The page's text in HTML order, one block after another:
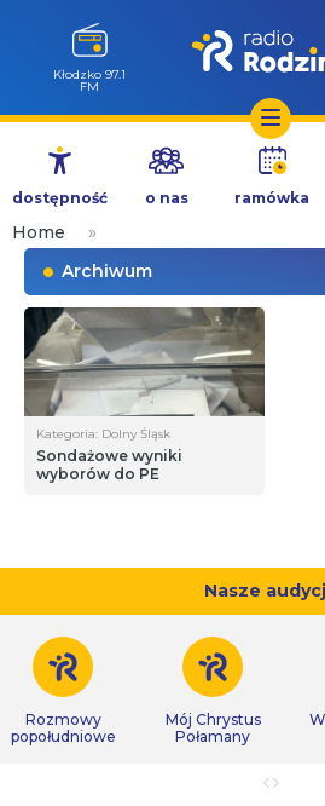
Przejdź
treści
Wołów 99.6
FM
dostępność o nas ramówka
Home
»
Archiwum
Kategoria: Dolny Śląsk
Sondażowe wyniki
wyborów do PE
Nasze
Rozmowy
popołudniowe
Mój Chrystus
Połamany